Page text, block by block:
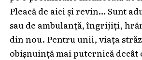
Pleacă de aici și revin… Sunt
sau de ambulanță, îngrijiți,
din nou. Pentru unii, viața
obișnuință mai puternică